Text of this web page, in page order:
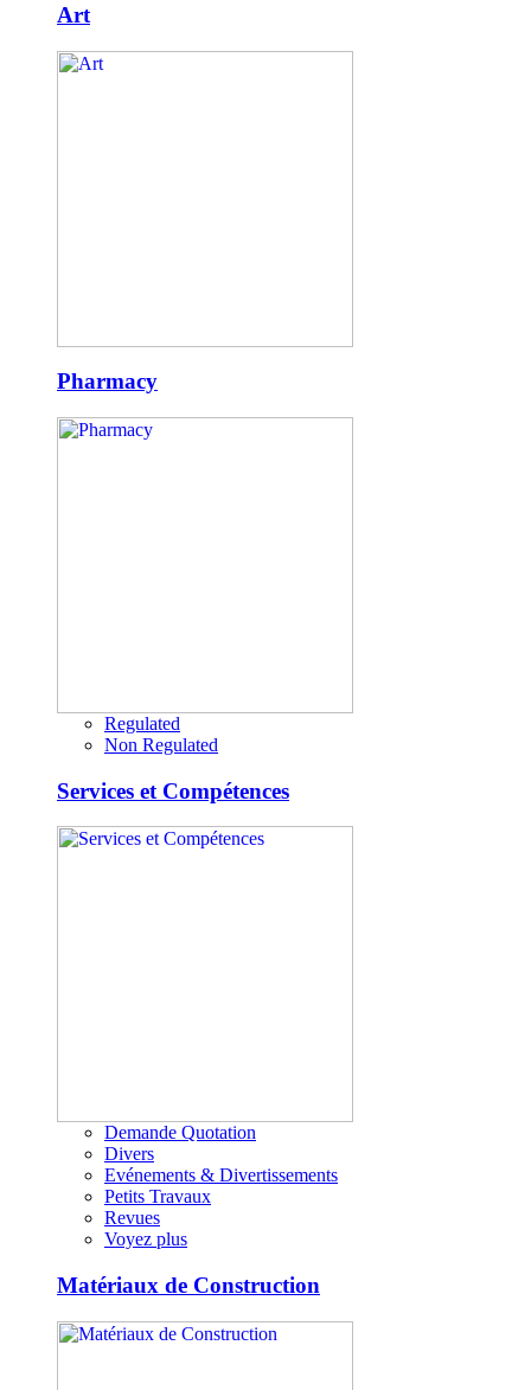
Art
Pharmacy
Regulated
Non Regulated
Services et Compétences
Demande Quotation
Divers
Evénements & Divertissements
Petits Travaux
Revues
Voyez plus
Matériaux de Construction